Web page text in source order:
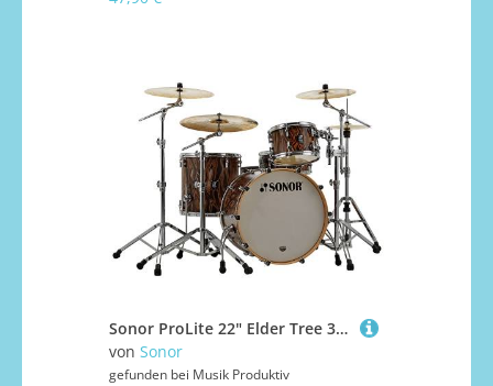
Sonor ProLite 22" Elder Tree 3 Pcs. Shell Set Schlagzeug
von Sonor
gefunden bei Musik Produktiv